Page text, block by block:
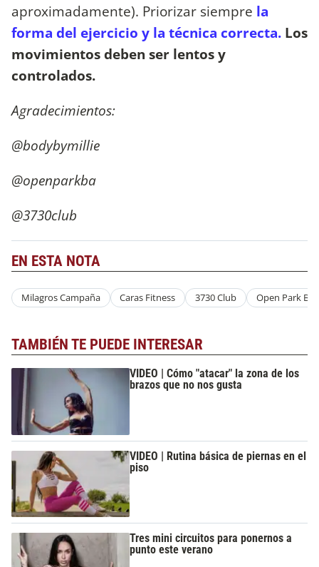
aproximadamente). Priorizar siempre la
forma del ejercicio y la técnica correcta. Los
movimientos deben ser lentos y
controlados.
Agradecimientos:
@bodybymillie
@openparkba
@3730club
EN ESTA NOTA
Milagros Campaña Caras Fitness 3730 Club Open Park
TAMBIÉN TE PUEDE INTERESAR
VIDEO | Cómo "atacar" la zona de los
brazos que no nos gusta
VIDEO | Rutina básica de piernas en el
piso
Tres mini circuitos para ponernos a
punto este verano